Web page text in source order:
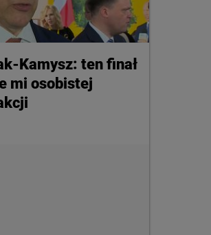
Kamysz: ten finał
mi osobistej